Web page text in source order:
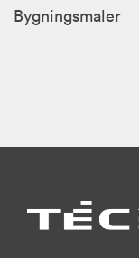
Bygningsmaler